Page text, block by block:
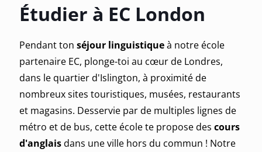
Étudier à EC London
Pendant ton séjour linguistiqueà notre école
partenaire EC, plonge-toi au cœur de Londres,
dans le quartier d'Islington, à proximité de
nombreux sites touristiques, musées, restaurants
et magasins. Desservie par de multiples lignes de
métro et de bus, cette école te propose des cours
d'anglaisdans une ville hors du commun ! Notre